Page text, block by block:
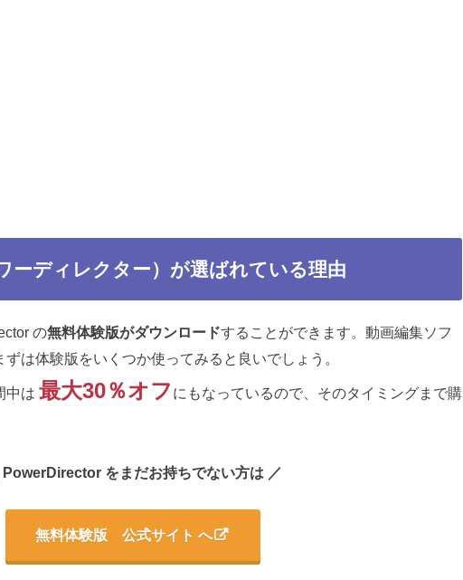
ーディレクター）が選ばれている理由
の無料体験版がダウンロードすることができます。動画編集ソフ
は体験版をいくつか使ってみると良いでしょう。
中は 最大30％オフ にもなっているので、そのタイミングまで購
PowerDirector をまだお持ちでない方は ／
無料体験版 公式サイト へ